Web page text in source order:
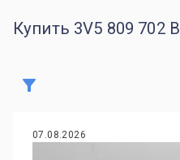
Купить 3V5 809 702 B
07.08.2026